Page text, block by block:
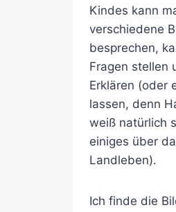
Kindes kann
verschiedene
besprechen,
Fragen stellen
Erklären (oder
lassen, denn
weiß natürlich
einiges über
Landleben).
Ich finde die